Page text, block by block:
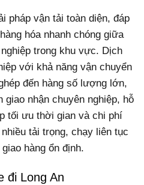
pháp vận tải toàn diện, đáp
hóa nhanh chóng giữa
trong khu vực. Dịch
với khả năng vận chuyển
đến hàng số lượng lớn,
giao nhận chuyên nghiệp, hỗ
tối ưu thời gian và chi phí
tải trọng, chạy liên tục
hàng ổn định.
đi Long An